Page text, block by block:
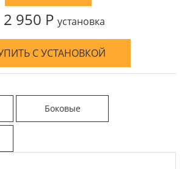
2 950 Р установка
С УСТАНОВКОЙ
Боковые